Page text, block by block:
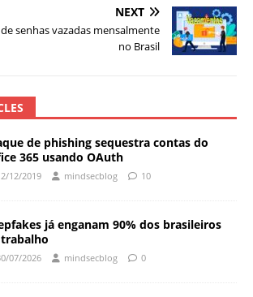
NEXT
senhas vazadas mensalmente
no Brasil
de phishing sequestra contas do
365 usando OAuth
12/2019 mindsecblog 10
já enganam 90% dos brasileiros
07/2026 mindsecblog 0